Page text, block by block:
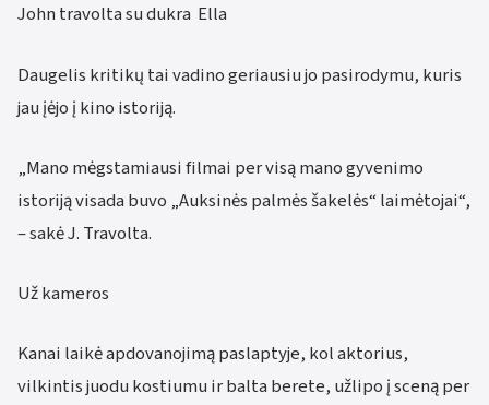
John travolta su dukra Ella
Daugelis kritikų tai vadino geriausiu jo pasirodymu, kuris
jau įėjo į kino istoriją.
„Mano mėgstamiausi filmai per visą mano gyvenimo
istoriją visada buvo „Auksinės palmės šakelės“ laimėtojai“,
– sakė J. Travolta.
Už kameros
Kanai laikė apdovanojimą paslaptyje, kol aktorius,
vilkintis juodu kostiumu ir balta berete, užlipo į sceną per